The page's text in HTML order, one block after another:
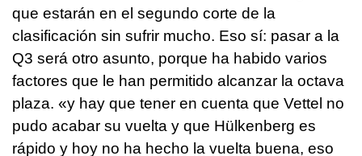
que estarán en el segundo corte de la
clasificación sin sufrir mucho. Eso sí: pasar a la
Q3 será otro asunto, porque ha habido varios
factores que le han permitido alcanzar la octava
plaza. «y hay que tener en cuenta que Vettel no
pudo acabar su vuelta y que Hülkenberg es
rápido y hoy no ha hecho la vuelta buena, eso